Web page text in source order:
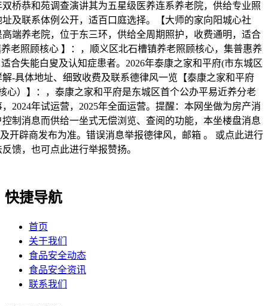
桥恭和苑调查演讲其为五星级医养连系养老院，供给专业照
及联系体例公开，适百口庭选择。【大师的家向阳城心社
端养老院，位于东三环，供给全周期照护，收费通明，适合
老照顾核心 】：，顺义区北石槽镇养老照顾核心，集普惠养
合失能白叟及认知症患者。2026年泰康之家和平府(市东城区
-具体地址、细致收费及联系德律风一览【泰康之家和平府
心）】：，泰康之家和平府是东城区首个公办平易近养分老
2024年试运营，2025年全面运营。提醒：本网坐做为房产消
制消息而供给一坐式无偿浏览、查阅的功能，本坐楼盘消息
开辟商发布为准。错误消息举报德律风，邮箱 。 或点此进行
馈，也可点此进行举报赞扬。
快捷导航
首页
关于我们
食品安全动态
食品安全资讯
联系我们